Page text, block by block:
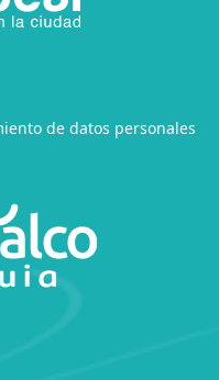
de datos personales